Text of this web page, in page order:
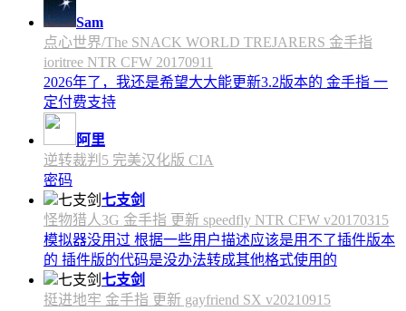
Sam
点心世界/The SNACK WORLD TREJARERS 金手指
ioritree NTR CFW 20170911
2026年了，我还是希望大大能更新3.2版本的 金手指 一
定付费支持
阿里
逆转裁判5 完美汉化版 CIA
密码
七支剑
怪物猎人3G 金手指 更新 speedfly NTR CFW v20170315
模拟器没用过 根据一些用户描述应该是用不了插件版本
的 插件版的代码是没办法转成其他格式使用的
七支剑
挺进地牢 金手指 更新 gayfriend SX v20210915